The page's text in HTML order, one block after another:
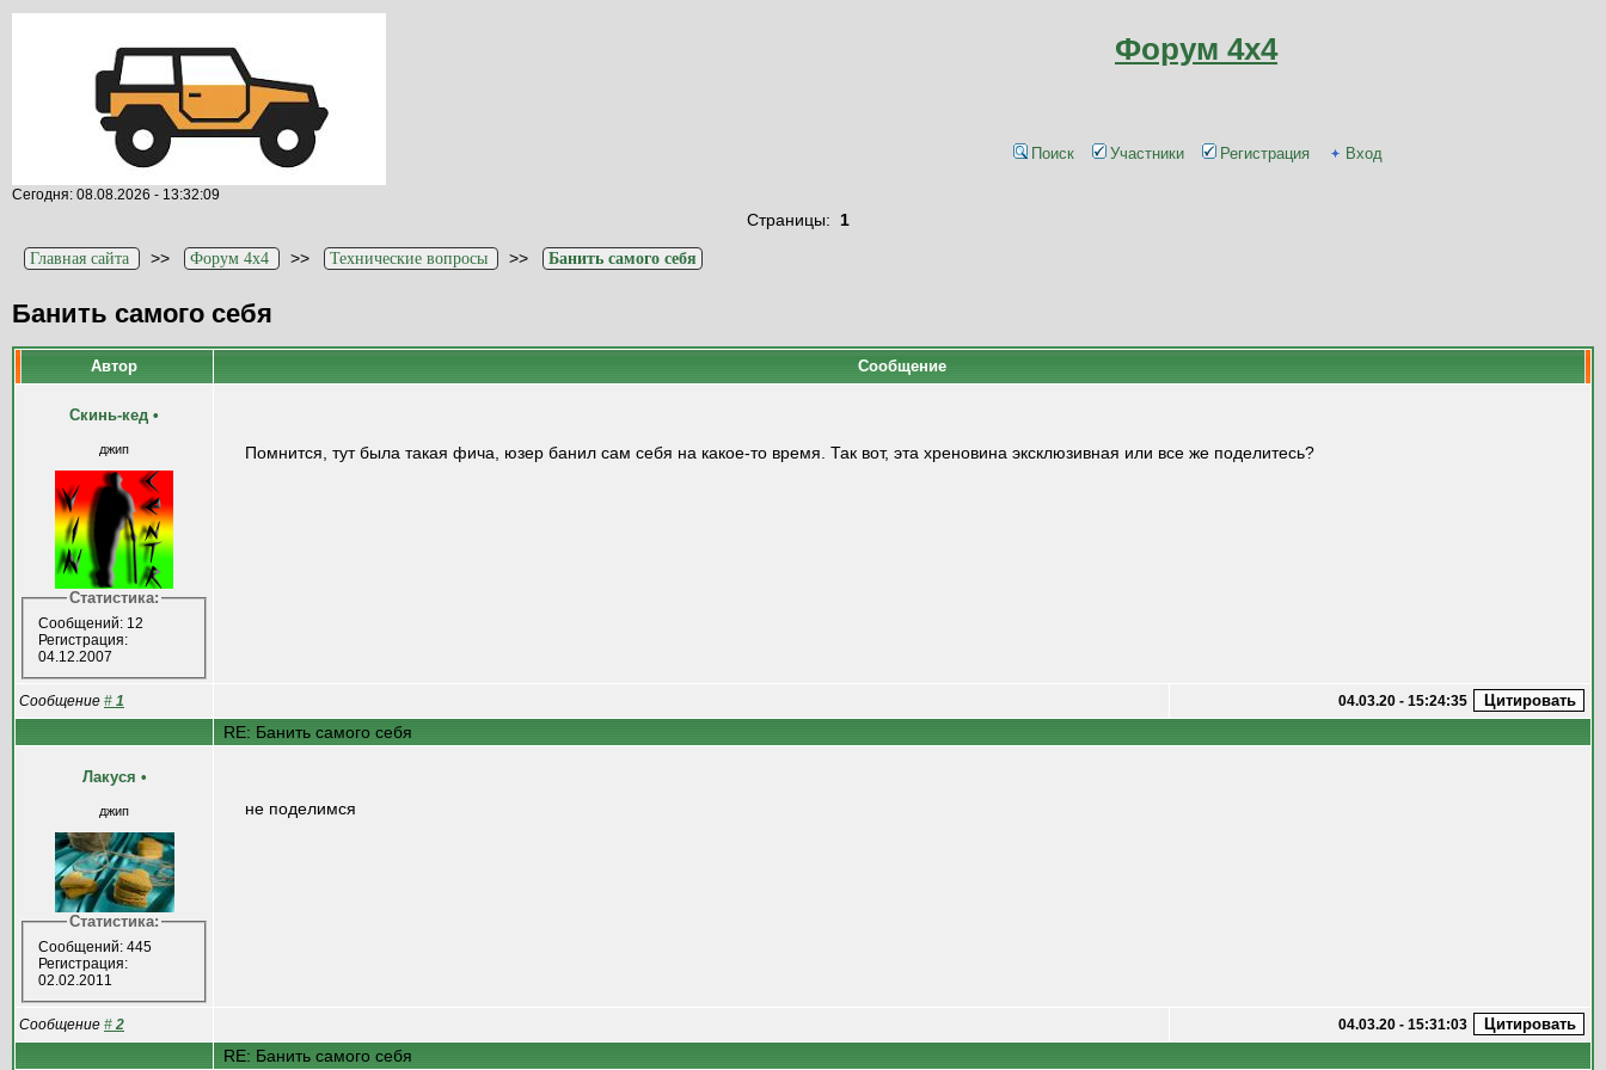
Форум 4x4
Поиск Участники Регистрация Вход
Сегодня: 08.08.2026 - 13:32:09
Страницы: 1
Главная сайта >> Форум 4x4 >> Технические вопросы >> Банить самого себя
Банить самого себя
Автор Сообщение
Скинь-кед •
джип
Статистика:
Сообщений: 12
Регистрация:
04.12.2007
Помнится, тут была такая фича, юзер банил сам себя на какое-то время. Так вот, эта хреновина эксклюзивная или все же поделитесь?
Сообщение # 1 04.03.20 - 15:24:35
RE: Банить самого себя
Лакуся •
джип
Статистика:
Сообщений: 445
Регистрация:
02.02.2011
не поделимся
Сообщение # 2 04.03.20 - 15:31:03
RE: Банить самого себя